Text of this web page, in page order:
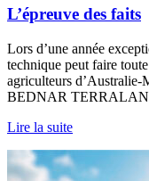
L’épreuve des faits
Lors d’une année
technique peut faire
agriculteurs
BEDNAR
Lire la suite